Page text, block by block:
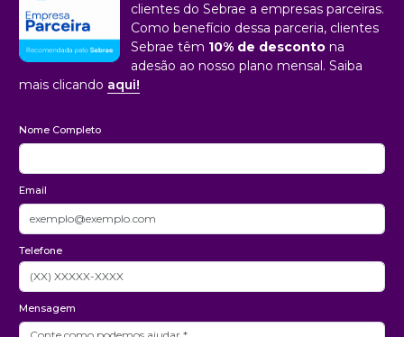
clientes do Sebrae a empresas parceiras.
Como benefício dessa parceria, clientes
Sebrae têm 10% de desconto na
adesão ao nosso plano mensal. Saiba
mais clicando aqui!
Nome Completo
Email
Telefone
Mensagem